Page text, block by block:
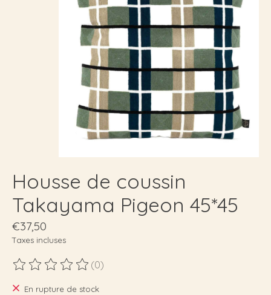
Housse de coussin
Takayama Pigeon 45*45
€37,50
Taxes incluses
Ce produit est évalué à
(0)
En rupture de stock